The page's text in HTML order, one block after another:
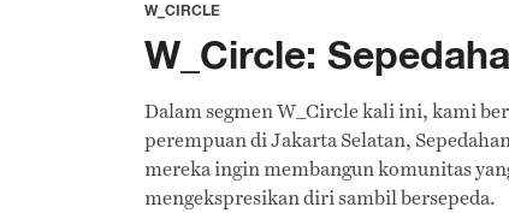
W_CIRCLE
W_Circle:
Dalam segmen W_Circle kali ini, kami
perempuan di Jakarta Selatan,
mereka ingin membangun komunitas
mengekspresikan diri sambil bersepeda.